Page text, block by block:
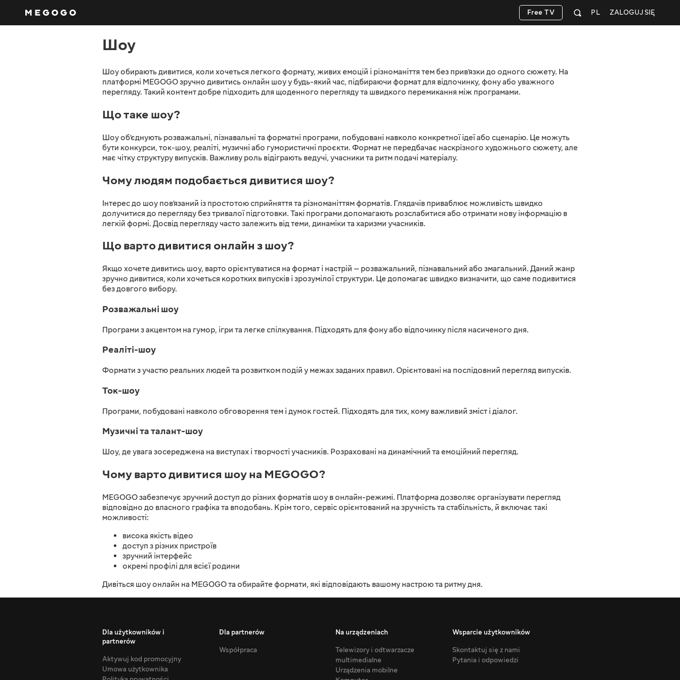
ZALOGUJ SIĘ
PL
Free TV
Шоу
Шоу обирають дивитися, коли хочеться легкого формату, живих емоцій і різноманіття тем без прив’язки до одного сюжету. На
платформі MEGOGO зручно дивитись онлайн шоу у будь-який час, підбираючи формат для відпочинку, фону або уважного
перегляду. Такий контент добре підходить для щоденного перегляду та швидкого перемикання між програмами.
Що таке шоу?
Шоу об’єднують розважальні, пізнавальні та форматні програми, побудовані навколо конкретної ідеї або сценарію. Це можуть
бути конкурси, ток-шоу, реаліті, музичні або гумористичні проєкти. Формат не передбачає наскрізного художнього сюжету, але
має чітку структуру випусків. Важливу роль відіграють ведучі, учасники та ритм подачі матеріалу.
Чому людям подобається дивитися шоу?
Інтерес до шоу пов’язаний із простотою сприйняття та різноманіттям форматів. Глядачів приваблює можливість швидко
долучитися до перегляду без тривалої підготовки. Такі програми допомагають розслабитися або отримати нову інформацію в
легкій формі. Досвід перегляду часто залежить від теми, динаміки та харизми учасників.
Що варто дивитися онлайн з шоу?
Якщо хочете дивитись шоу, варто орієнтуватися на формат і настрій — розважальний, пізнавальний або змагальний. Даний жанр
зручно дивитися, коли хочеться коротких випусків і зрозумілої структури. Це допомагає швидко визначити, що саме подивитися
без довгого вибору.
Розважальні шоу
Програми з акцентом на гумор, ігри та легке спілкування. Підходять для фону або відпочинку після насиченого дня.
Реаліті-шоу
Формати з участю реальних людей та розвитком подій у межах заданих правил. Орієнтовані на послідовний перегляд випусків.
Ток-шоу
Програми, побудовані навколо обговорення тем і думок гостей. Підходять для тих, кому важливий зміст і діалог.
Музичні та талант-шоу
Шоу, де увага зосереджена на виступах і творчості учасників. Розраховані на динамічний та емоційний перегляд.
Чому варто дивитися шоу на MEGOGO?
MEGOGO забезпечує зручний доступ до різних форматів шоу в онлайн-режимі. Платформа дозволяє організувати перегляд
відповідно до власного графіка та вподобань. Крім того, сервіс орієнтований на зручність та стабільність, й включає такі
можливості:
висока якість відео
доступ з різних пристроїв
зручний інтерфейс
окремі профілі для всієї родини
Дивіться шоу онлайн на MEGOGO та обирайте формати, які відповідають вашому настрою та ритму дня.
Dla użytkowników i
partnerów
Aktywuj kod promocyjny
Umowa użytkownika
Dla partnerów
Współpraca
Na urządzeniach
Telewizory i odtwarzacze
multimedialne
Urządzenia mobilne
Wsparcie użytkowników
Skontaktuj się z nami
Pytania i odpowiedzi